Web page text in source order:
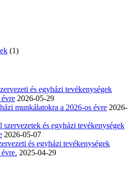
(1)
és egyházi tevékenységek
évre 2026-05-29
munkálatokra a 2026-os évre 2026-
és egyházi tevékenységek
2026-05-07
és egyházi tevékenységek
2025-04-29